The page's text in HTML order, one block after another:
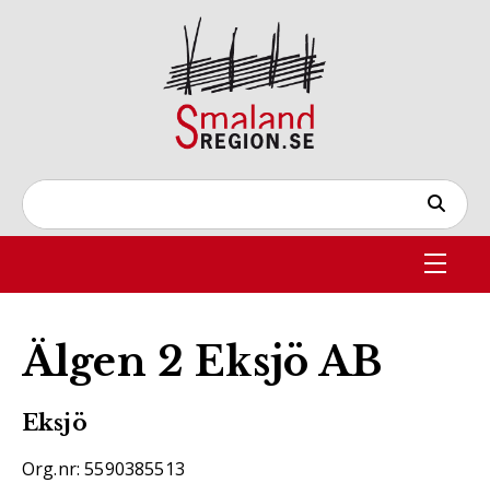
Älgen 2 Eksjö AB
Eksjö
Org.nr: 5590385513